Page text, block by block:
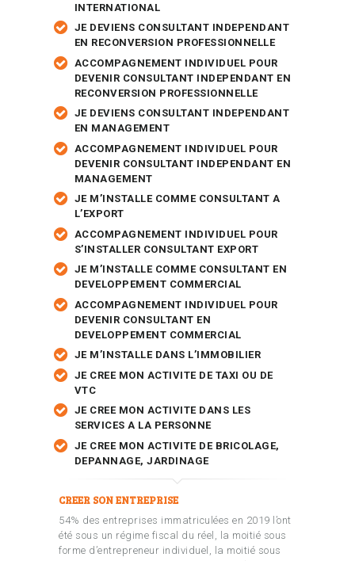
INTERNATIONAL
JE DEVIENS CONSULTANT INDEPENDANT
EN RECONVERSION PROFESSIONNELLE
ACCOMPAGNEMENT INDIVIDUEL POUR
DEVENIR CONSULTANT INDEPENDANT EN
RECONVERSION PROFESSIONNELLE
JE DEVIENS CONSULTANT INDEPENDANT
EN MANAGEMENT
ACCOMPAGNEMENT INDIVIDUEL POUR
DEVENIR CONSULTANT INDEPENDANT EN
MANAGEMENT
JE M’INSTALLE COMME CONSULTANT A
L’EXPORT
ACCOMPAGNEMENT INDIVIDUEL POUR
S’INSTALLER CONSULTANT EXPORT
JE M’INSTALLE COMME CONSULTANT EN
DEVELOPPEMENT COMMERCIAL
ACCOMPAGNEMENT INDIVIDUEL POUR
DEVENIR CONSULTANT EN
DEVELOPPEMENT COMMERCIAL
JE M’INSTALLE DANS L’IMMOBILIER
JE CREE MON ACTIVITE DE TAXI OU DE
VTC
JE CREE MON ACTIVITE DANS LES
SERVICES A LA PERSONNE
JE CREE MON ACTIVITE DE BRICOLAGE,
DEPANNAGE, JARDINAGE
CREER SON ENTREPRISE
54% des entreprises immatriculées en 2019 l’ont
été sous un régime fiscal du réel, la moitié sous
forme d’entrepreneur individuel, la moitié sous